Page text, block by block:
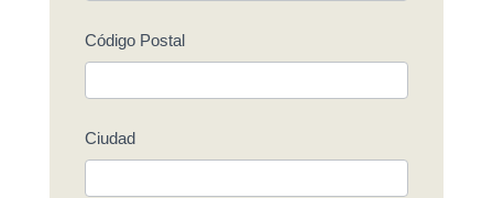
Código Postal
Ciudad